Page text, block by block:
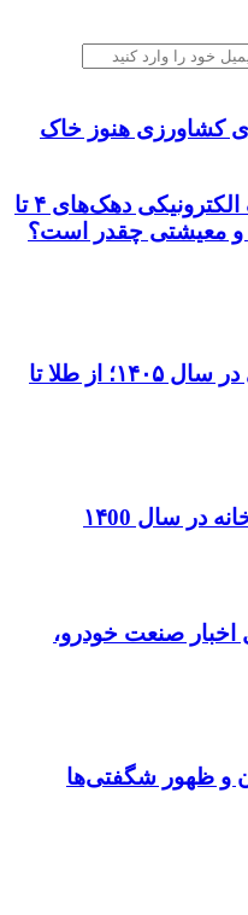
کشاورزی هنوز خاک
گمانه زنی درباره شارژ کالابرگ الکترونیکی دهک‌های ۴ تا
بهترین روش‌های سرمایه‌گذاری در سال ۱۴۰۵؛ از طلا تا
در سال ۱۴00
اخبار صنعت خودرو،